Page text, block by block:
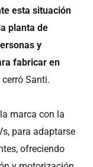
esta situación
planta de
y
fabricar en
cerró Santi.
marca con la
para adaptarse
ofreciendo